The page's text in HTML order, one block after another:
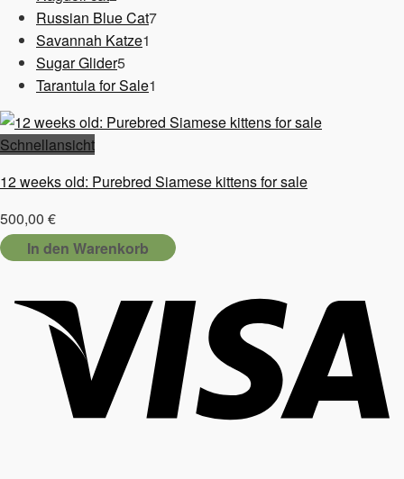
Produkte
Russian Blue Cat77
Savannah Katze1
Sugar Glider55
Produkte
Tarantula for Sale1
Schnellansicht
12 weeks old: Purebred Siamese kittens for sale
500,00 €
In den Warenkorb